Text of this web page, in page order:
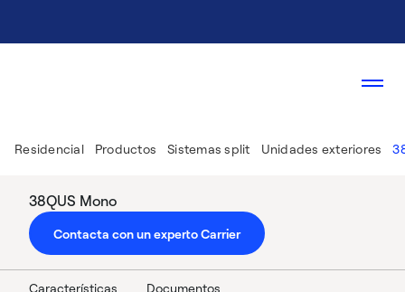
Residencial Productos Sistemas split Unidades exteriores
38QUS Mono
Contacta con un experto Carrier
Características Documentos